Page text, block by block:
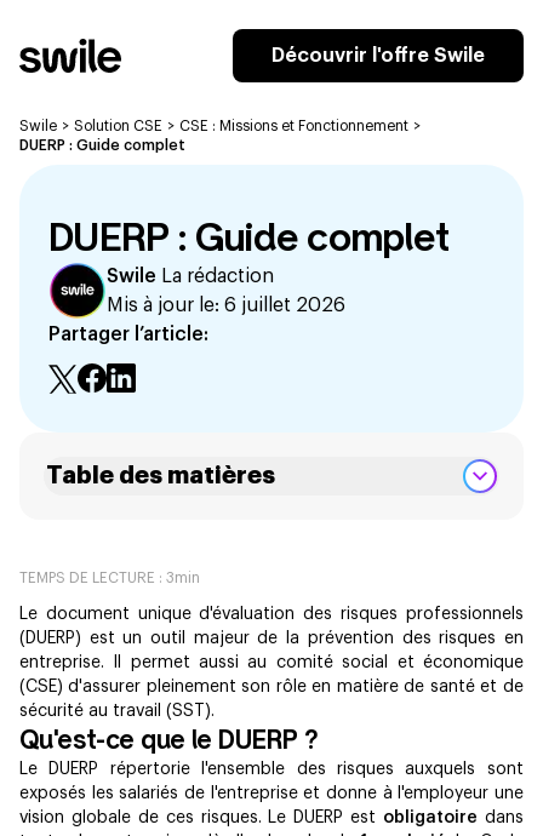
Découvrir l'offre Swile
Swile > Solution CSE > CSE : Missions et Fonctionnement >
DUERP : Guide complet
DUERP : Guide complet
Swile La rédaction
Mis à jour le: 6 juillet 2026
Partager l’article:
TEMPS DE LECTURE : 3min
Le document unique d'évaluation des risques professionnels
(DUERP) est un outil majeur de la prévention des risques en
entreprise. Il permet aussi au comité social et économique
(CSE) d'assurer pleinement son rôle en matière de santé et de
sécurité au travail (SST).
Qu'est-ce que le DUERP ?
Le DUERP répertorie l'ensemble des risques auxquels sont
exposés les salariés de l'entreprise et donne à l'employeur une
vision globale de ces risques. Le DUERP est obligatoire dans
Table des matières